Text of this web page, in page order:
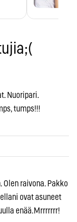
Nuoripari.
tumps!!!
raivona. Pakko
ovat asuneet
enää.Mrrrrrrr!